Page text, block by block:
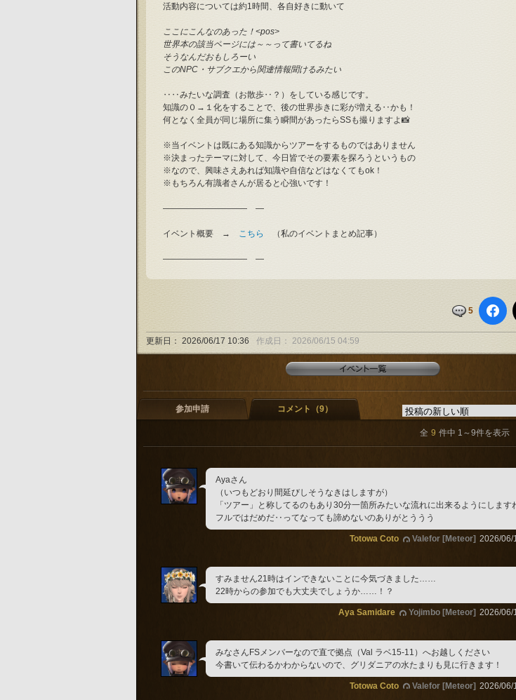
活動内容については約1時間、各自好きに動いて
ここにこんなのあった！<pos>
世界本の該当ページには～～って書いてるね
そうなんだおもしろーい
このNPC・サブクエから関連情報聞けるみたい
‥‥みたいな調査（お散歩‥？）をしている感じです。
知識の０→１化をすることで、後の世界歩きに彩が増える‥かも！
何となく全員が同じ場所に集う瞬間があったらSSも撮りますよ📸
※当イベントは既にある知識からツアーをするものではありません
※決まったテーマに対して、今日皆でその要素を探ろうというもの
※なので、興味さえあれば知識や自信などはなくてもok！
※もちろん有識者さんが居ると心強いです！
――――――――――　―
イベント概要　→ こちら （私のイベントまとめ記事）
――――――――――　―
5
更新日： 2026/06/17 10:36 作成日： 2026/06/15 04:59
参加申請 コメント（9）
全 9 件中 1 ～9件を表示
Ayaさん
（いつもどおり間延びしそうなきはしますが）
「ツアー」と称してるのもあり30分一箇所みたいな流れに出来るようにします
フルではだめだ‥ってなっても諦めないのありがとううう
Totowa Coto Valefor [Meteor] 2026/06/
すみません21時はインできないことに今気づきました……
22時からの参加でも大丈夫でしょうか……！？
Aya Samidare Yojimbo [Meteor] 2026/06/
みなさんFSメンバーなので直で拠点（Val ラベ15-11）へお越しください
今書いて伝わるかわからないので、グリダニアの水たまりも見に行きます！
Totowa Coto Valefor [Meteor] 2026/06/